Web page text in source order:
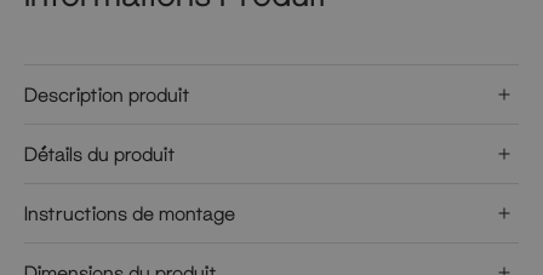
Description produit
Détails du produit
Instructions de montage